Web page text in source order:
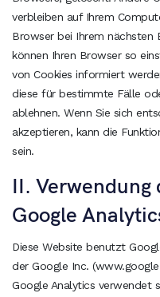
verbleiben auf Ihrem
Browser bei Ihrem nächsten
können Ihren Browser so
von Cookies informiert
diese für bestimmte Fälle
ablehnen. Wenn Sie sich
akzeptieren, kann die
sein.
II. Verwendung
Google
Diese Website benutzt
der Google Inc.
Google Analytics verwendet